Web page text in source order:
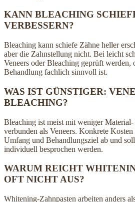
KANN BLEACHING
VERBESSERN?
Bleaching kann schiefe Zähne heller
aber die Zahnstellung nicht. Bei leicht
Veneers oder Bleaching geprüft werden,
Behandlung fachlich sinnvoll ist.
WAS IST GÜNSTIGER:
BLEACHING?
Bleaching ist meist mit weniger
verbunden als Veneers. Konkrete
Umfang und Behandlungsziel ab und
individuell besprochen werden.
WARUM REICHT
OFT NICHT AUS?
Whitening-Zahnpasten arbeiten anders